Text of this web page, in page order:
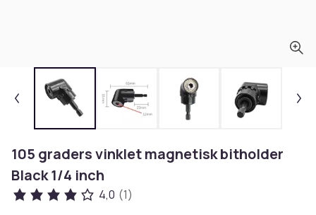
105 graders vinklet magnetisk bitholder
Black 1/4 inch
4,0 (1)